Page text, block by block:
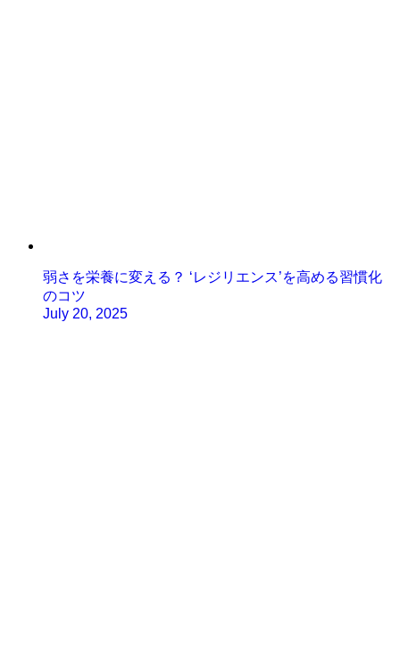
弱さを栄養に変える？ ‘レジリエンス’を高める習慣化
のコツ
July 20, 2025